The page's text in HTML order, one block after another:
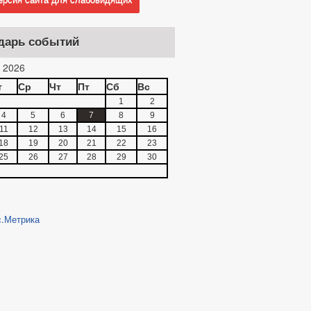
событий
Ср Чт Пт Сб Вс
1
2
4 5 6 7 8
9
11 12 13 14 15
16
18 19 20 21 22
23
26 27 28 29
30